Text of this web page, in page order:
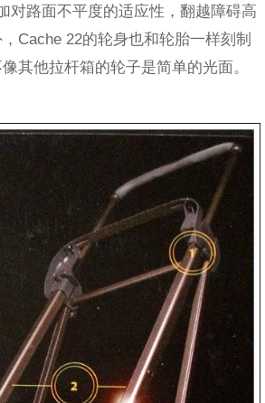
对路面不平度的适应性，翻越障碍高
Cache 22的轮身也和轮胎一样刻制
其他拉杆箱的轮子是简单的光面。